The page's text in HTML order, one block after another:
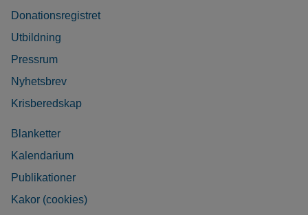
Donationsregistret
Utbildning
Pressrum
Nyhetsbrev
Krisberedskap
Blanketter
Kalendarium
Publikationer
Kakor (cookies)